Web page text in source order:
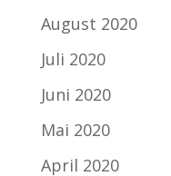
August 2020
Juli 2020
Juni 2020
Mai 2020
April 2020